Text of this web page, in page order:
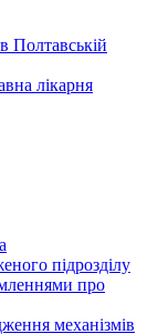
Полтавській
лікарня
підрозділу
про
механізмів